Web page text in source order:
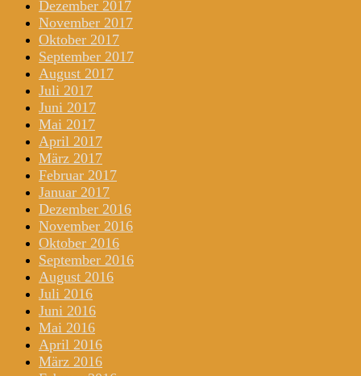
Dezember 2017
November 2017
Oktober 2017
September 2017
August 2017
Juli 2017
Juni 2017
Mai 2017
April 2017
März 2017
Februar 2017
Januar 2017
Dezember 2016
November 2016
Oktober 2016
September 2016
August 2016
Juli 2016
Juni 2016
Mai 2016
April 2016
März 2016